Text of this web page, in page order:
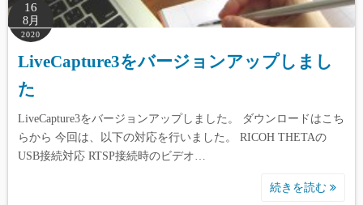
16
8月
2020
LiveCapture3をバージョンアップしまし
た
LiveCapture3をバージョンアップしました。 ダウンロードはこち
らから 今回は、以下の対応を行いました。 RICOH THETAの
USB接続対応 RTSP接続時のビデオ…
続きを読む